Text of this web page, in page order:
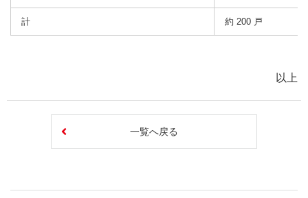
計 約 200 戸
以上
一覧へ戻る